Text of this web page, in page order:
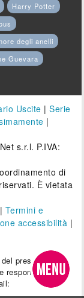
Harry Potter
degli anelli
Guevara
Uscite |Serie
|
s.r.l. P.IVA:
di
È vietata
| Termini e
accessibilità |
presente sito
responsabile.